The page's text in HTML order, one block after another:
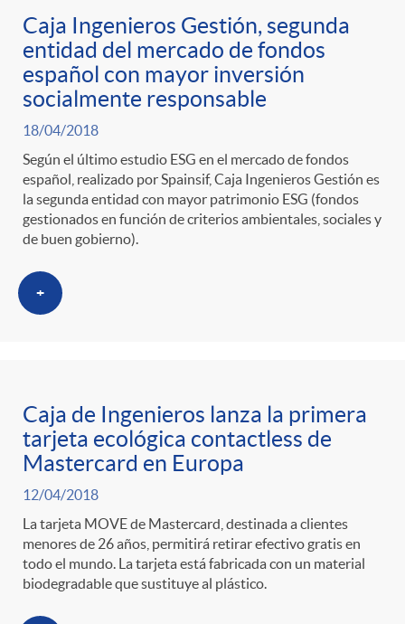
Caja Ingenieros Gestión, segunda
entidad del mercado de fondos
español con mayor inversión
socialmente responsable
18/04/2018
Según el último estudio ESG en el mercado de fondos
español, realizado por Spainsif, Caja Ingenieros Gestión es
la segunda entidad con mayor patrimonio ESG (fondos
gestionados en función de criterios ambientales, sociales y
de buen gobierno).
+
Caja de Ingenieros lanza la primera
tarjeta ecológica contactless de
Mastercard en Europa
12/04/2018
La tarjeta MOVE de Mastercard, destinada a clientes
menores de 26 años, permitirá retirar efectivo gratis en
todo el mundo. La tarjeta está fabricada con un material
biodegradable que sustituye al plástico.